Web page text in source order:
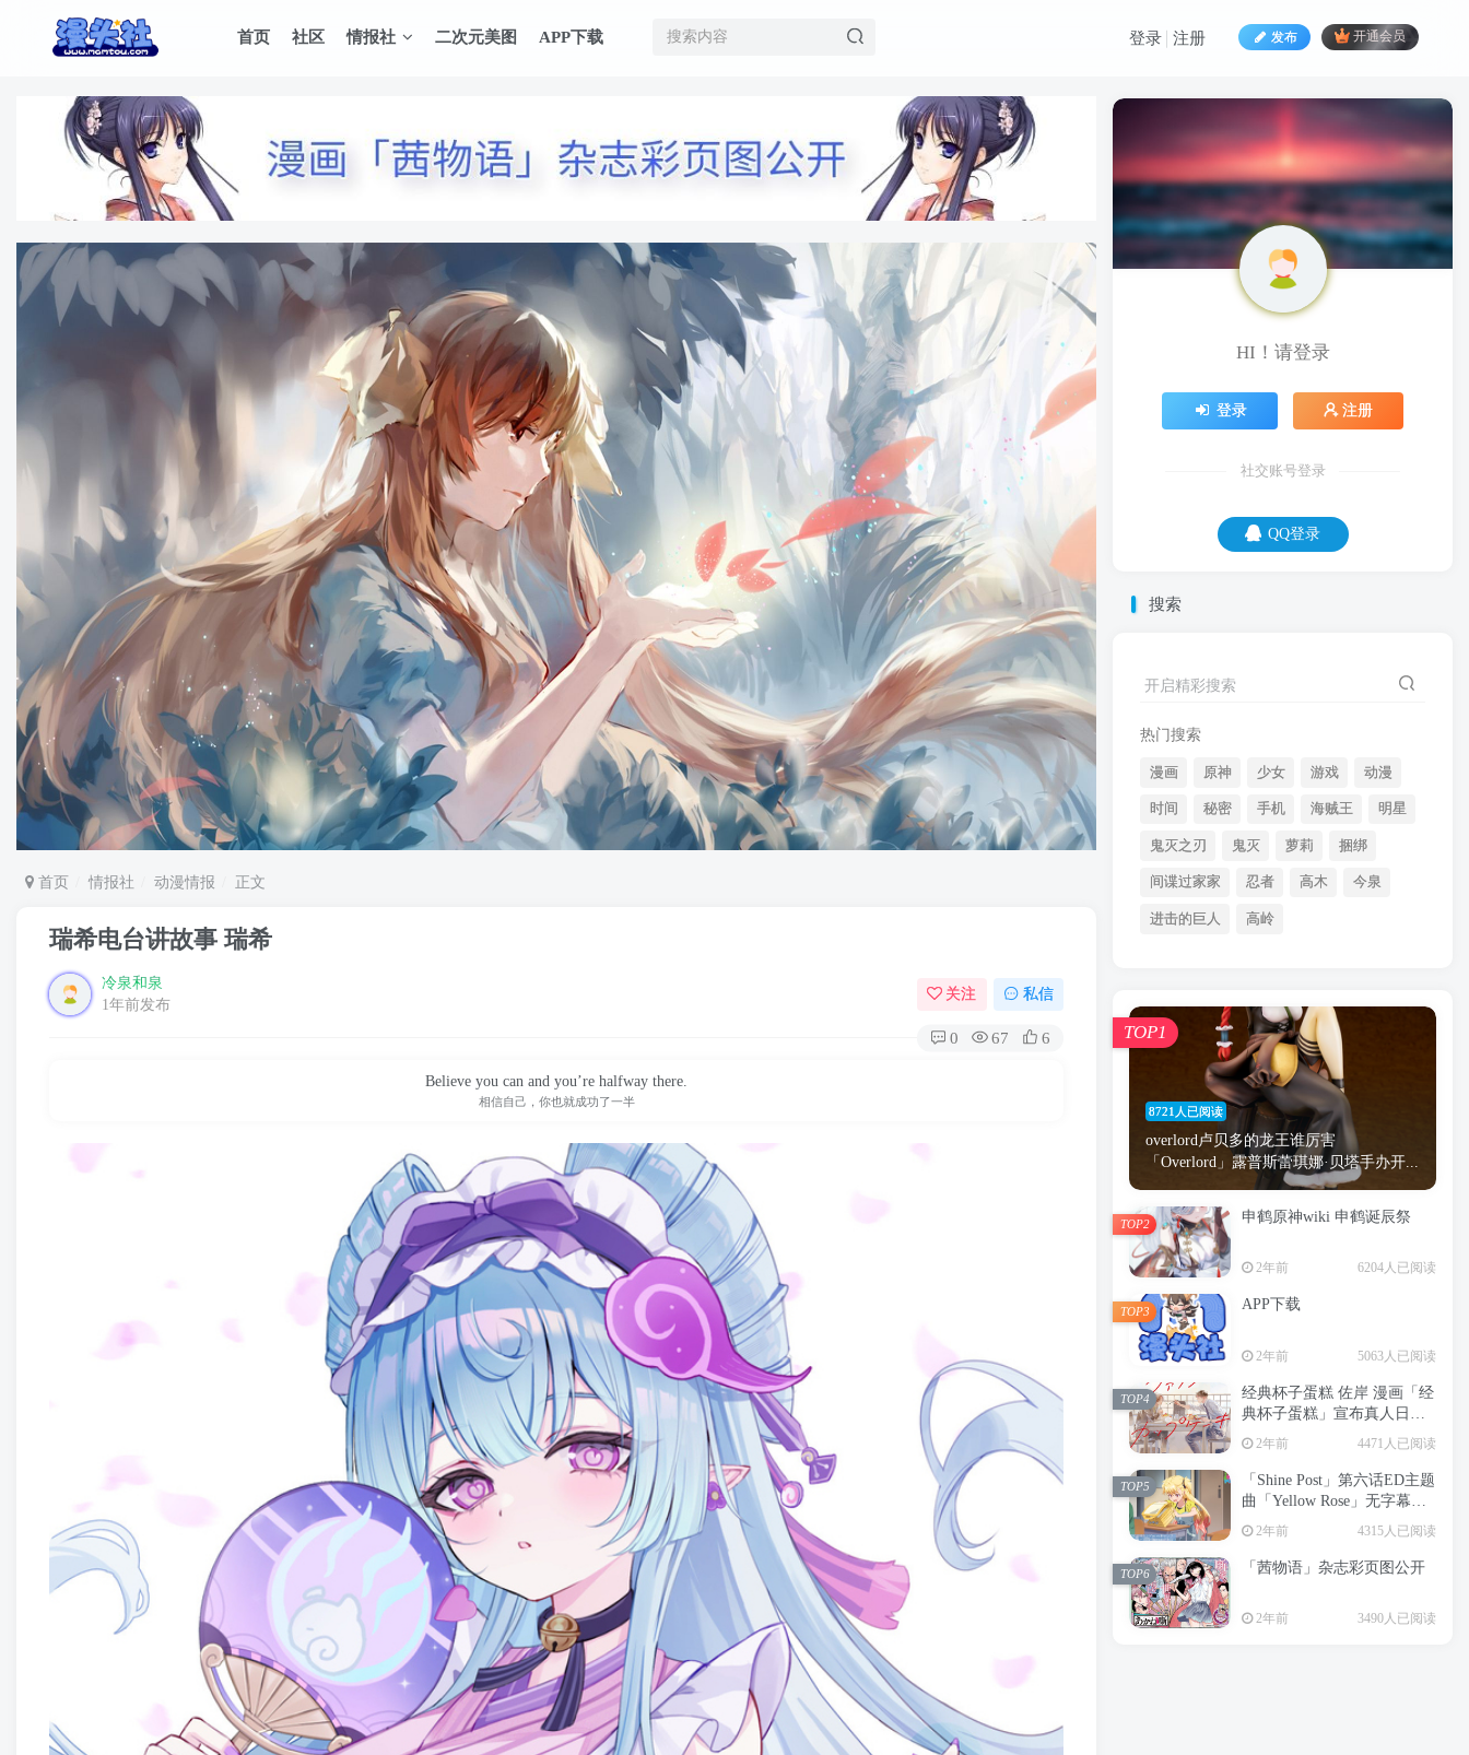
首页 社区 情报社 二次元美图 APP下载 发布 开通会员
登录 注册
首页 情报社 动漫情报 正文
瑞希电台讲故事 瑞希
冷泉和泉
1年前发布
关注 私信
0 67 6
Believe you can and you’re halfway there.
相信自己，你也就成功了一半
HI！请登录
登录 注册
社交账号登录
QQ登录
搜索
开启精彩搜索
热门搜索
漫画 原神 少女 游戏 动漫
时间 秘密 手机 海贼王 明星
鬼灭之刃 鬼灭 萝莉 捆绑
间谍过家家 忍者 高木 今泉
进击的巨人 高岭
8721人已阅读
overlord卢贝多的龙王谁厉害
「Overlord」露普斯蕾琪娜·贝塔手办开...
TOP1
申鹤原神wiki 申鹤诞辰祭
2年前 6204人已阅读
TOP2
APP下载
2年前 5063人已阅读
TOP3
经典杯子蛋糕 佐岸 漫画「经
典杯子蛋糕」宣布真人日剧
化
2年前 4471人已阅读
TOP4
「Shine Post」第六话ED主题
曲「Yellow Rose」无字幕MV
公开
2年前 4315人已阅读
TOP5
「茜物语」杂志彩页图公开
2年前 3490人已阅读
TOP6
HI！请登录
登录 注册
社交账号登录
QQ登录
90度的水不能喝，因为直角卡喉咙！
时间 秘密 手机 海贼王
鬼灭 萝莉 捆绑
间谍过家家 忍者 高木
进击的巨人 高岭
8721人已阅读
overlord卢贝多的龙王谁厉害
「Overlord」露普斯蕾琪娜·贝塔手办开...
TOP1
申鹤原神wiki 申鹤诞辰祭
2年前 6204人已阅读
TOP2
APP下载
2年前 5063人已阅读
TOP3
经典杯子蛋糕 佐岸 漫画「经
典杯子蛋糕」宣布真人日剧
TOP4